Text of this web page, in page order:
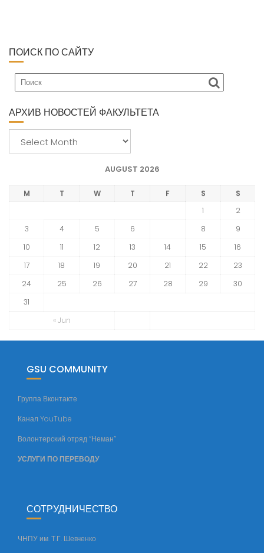
ПОИСК ПО САЙТУ
АРХИВ НОВОСТЕЙ ФАКУЛЬТЕТА
AUGUST 2026
M T W T F S S
« Jun
1
2
3
4 5 6 8
9
10
11 12 13 14 15
16
17
18 19 20 21 22
23
24
25 26 27 28 29
30
31
GSU COMMUNITY
Группа Вконтакте
Канал YouTube
Волонтерский отряд “Неман”
УСЛУГИ ПО ПЕРЕВОДУ
СОТРУДНИЧЕСТВО
ЧНПУ им. Т.Г. Шевченко